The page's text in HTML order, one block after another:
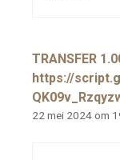
ТRАNSFЕR
https://
22 mei 2024 om